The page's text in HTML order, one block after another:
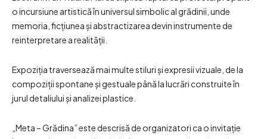
o incursiune artistică în universul simbolic al grădinii, unde
memoria, ficțiunea și abstractizarea devin instrumente de
reinterpretare a realității.
Expoziția traversează mai multe stiluri și expresii vizuale, de la
compoziții spontane și gestuale până la lucrări construite în
jurul detaliului și analizei plastice.
„Meta – Grădina” este descrisă de organizatori ca o invitație